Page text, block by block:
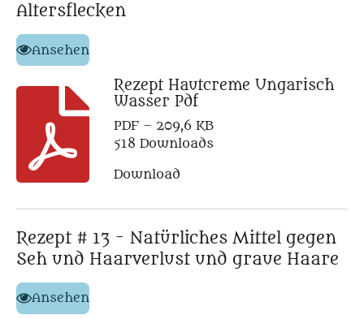
Altersflecken
Ansehen
Rezept Hautcreme Ungarisch
Wasser Pdf
PDF – 209,6 KB
518 Downloads
Download
Rezept # 13 - Natürliches Mittel gegen
Seh und Haarverlust und graue Haare
Ansehen